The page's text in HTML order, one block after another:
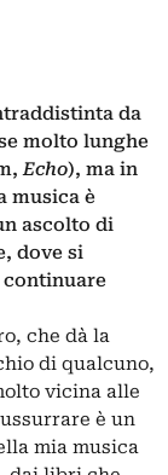
da
molto lunghe
Echo), ma in
musica è
ascolto di
dove si
continuare
che dà la
di qualcuno,
vicina alle
è un
mia musica